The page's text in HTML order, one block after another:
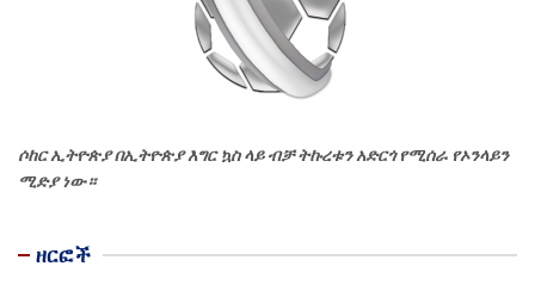
ሶከር ኢትዮጵያ በኢትዮጵያ እግር ኳስ ላይ ብቻ ትኩረቱን አድርጎ የሚሰራ የኦንላይን
ሚድያ ነው።
ዘርፎች